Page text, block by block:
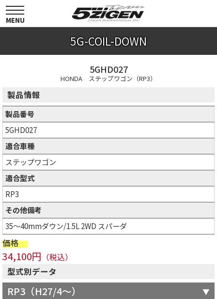
toggle
navigation
MENU
5G-COIL-DOWN
5GHD027
HONDA ステップワゴン（RP3）
製品情報
製品番号
5GHD027
適合車種
ステップワゴン
適合型式
RP3
その他備考
35～40mmダウン/1.5L 2WD スパーダ
価格
34,100円 （税込）
型式別データ
RP3（H27/4～）